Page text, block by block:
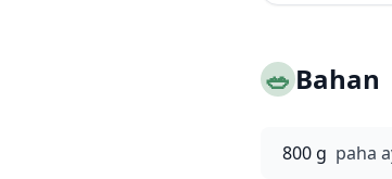
🥗Bahan
800 g paha